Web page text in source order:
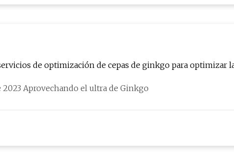
de optimización de cepas de ginkgo para optimizar
Aprovechando el ultra de Ginkgo